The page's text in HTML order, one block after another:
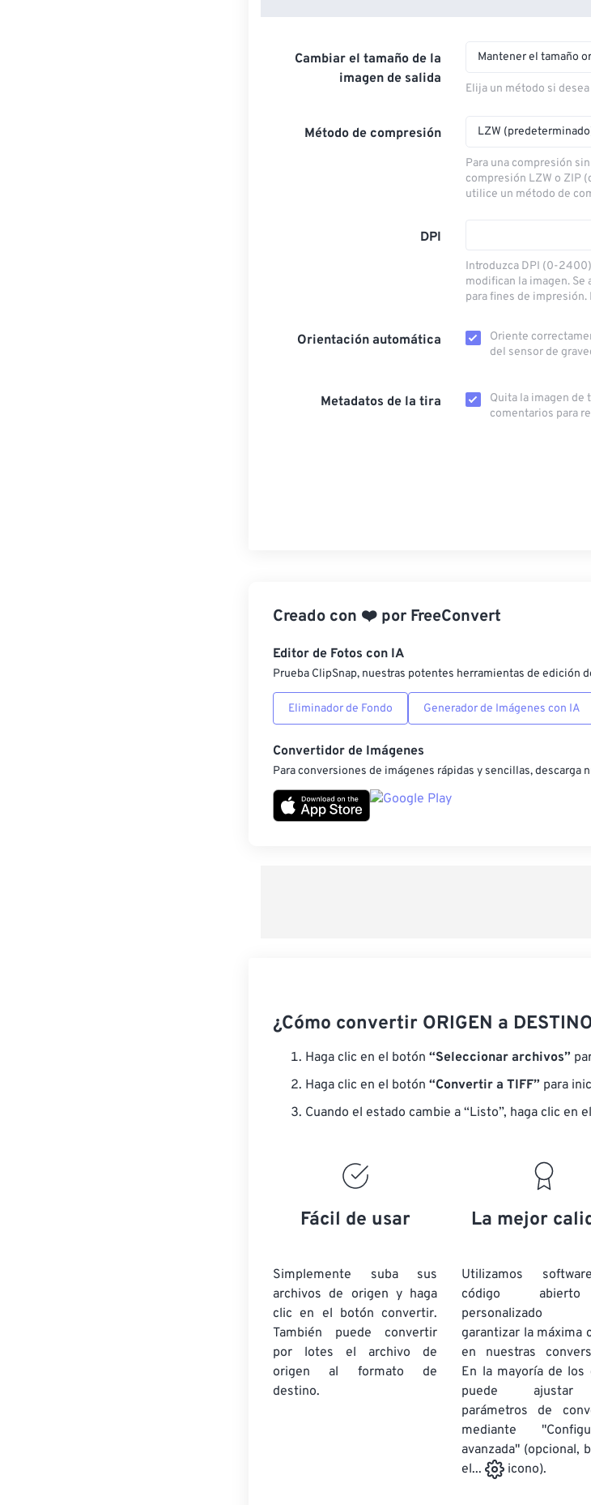
Cambiar el tamaño de la
imagen de salida
Mantener el tamaño
Elija un método si
Método de compresión LZW
Para una compresión
compresión LZW o ZIP
utilice un método de
DPI
Introduzca DPI (0-
modifican la imagen.
para fines de
Orientación automática
Oriente
del sensor de
Metadatos de la tira
Quita la imagen de
comentarios para
Creado con ❤️ por FreeConvert
Editor de Fotos con IA
Prueba ClipSnap, nuestras potentes herramientas de edición
Eliminador de Fondo Generador de Imágenes con IA
Convertidor de Imágenes
Para conversiones de imágenes rápidas y sencillas, descarga
¿Cómo convertir ORIGEN a
Haga clic en el botón “Seleccionar archivos”
Haga clic en el botón “Convertir a TIFF” para
Cuando el estado cambie a “Listo”, haga clic en
Fácil de usar
Simplemente suba sus
archivos de origen y haga
clic en el botón convertir.
También puede convertir
por lotesel archivo de
origen al formato de
destino.
La mejor
Utilizamos
código
personalizado
garantizar la máxima
en nuestras
En la mayoría de los
puede
parámetros de
mediante
avanzada" (opcional,
el...
icono).